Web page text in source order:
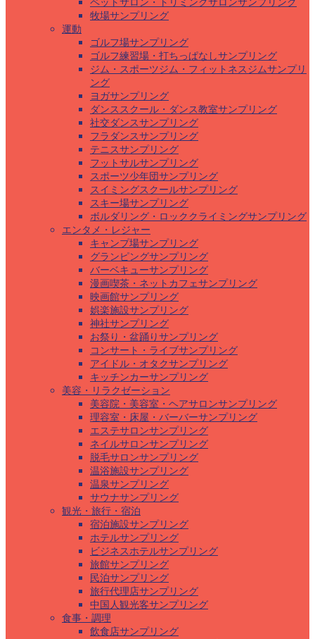
ペットサロン・トリミングサロンサンプリング
牧場サンプリング
運動
ゴルフ場サンプリング
ゴルフ練習場・打ちっぱなしサンプリング
ジム・スポーツジム・フィットネスジムサンプリ
ング
ヨガサンプリング
ダンススクール・ダンス教室サンプリング
社交ダンスサンプリング
フラダンスサンプリング
テニスサンプリング
フットサルサンプリング
スポーツ少年団サンプリング
スイミングスクールサンプリング
スキー場サンプリング
ボルダリング・ロッククライミングサンプリング
エンタメ・レジャー
キャンプ場サンプリング
グランピングサンプリング
バーベキューサンプリング
漫画喫茶・ネットカフェサンプリング
映画館サンプリング
娯楽施設サンプリング
神社サンプリング
お祭り・盆踊りサンプリング
コンサート・ライブサンプリング
アイドル・オタクサンプリング
キッチンカーサンプリング
美容・リラクゼーション
美容院・美容室・ヘアサロンサンプリング
理容室・床屋・バーバーサンプリング
エステサロンサンプリング
ネイルサロンサンプリング
脱毛サロンサンプリング
温浴施設サンプリング
温泉サンプリング
サウナサンプリング
観光・旅行・宿泊
宿泊施設サンプリング
ホテルサンプリング
ビジネスホテルサンプリング
旅館サンプリング
民泊サンプリング
旅行代理店サンプリング
中国人観光客サンプリング
食事・調理
飲食店サンプリング